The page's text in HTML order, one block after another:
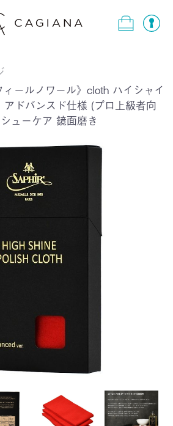
ールノワール》cloth ハイシャイ
ドバンスド仕様 (プロ上級者向
ューケア 鏡面磨き